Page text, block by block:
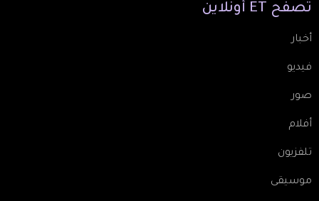
تصفّح ET أونلاين
أخبار
فيديو
صور
أفلام
تلفزيون
موسيقى